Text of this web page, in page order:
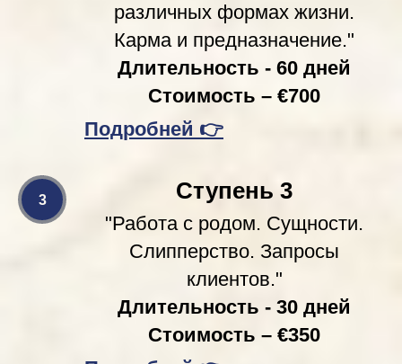
различных формах жизни.
Карма и предназначение."
Длительность - 60 дней
Стоимость – €700
Подробней 👉
Ступень 3
"Работа с родом. Сущности.
Слипперство. Запросы
клиентов."
Длительность - 30 дней
Стоимость – €350